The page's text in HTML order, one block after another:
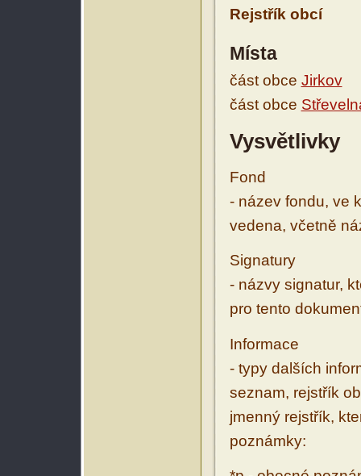
Rejstřík obcí
Místa
část obce Jirkov
část obce
Vysvětlivky
Fond
- název fondu, ve
vedena, včetně
Signatury
- názvy signatur,
pro tento
Informace
- typy dalších
seznam, rejstřík
jmenný rejstřík,
poznámky: